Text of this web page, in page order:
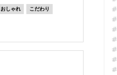
おしゃれ こだわり